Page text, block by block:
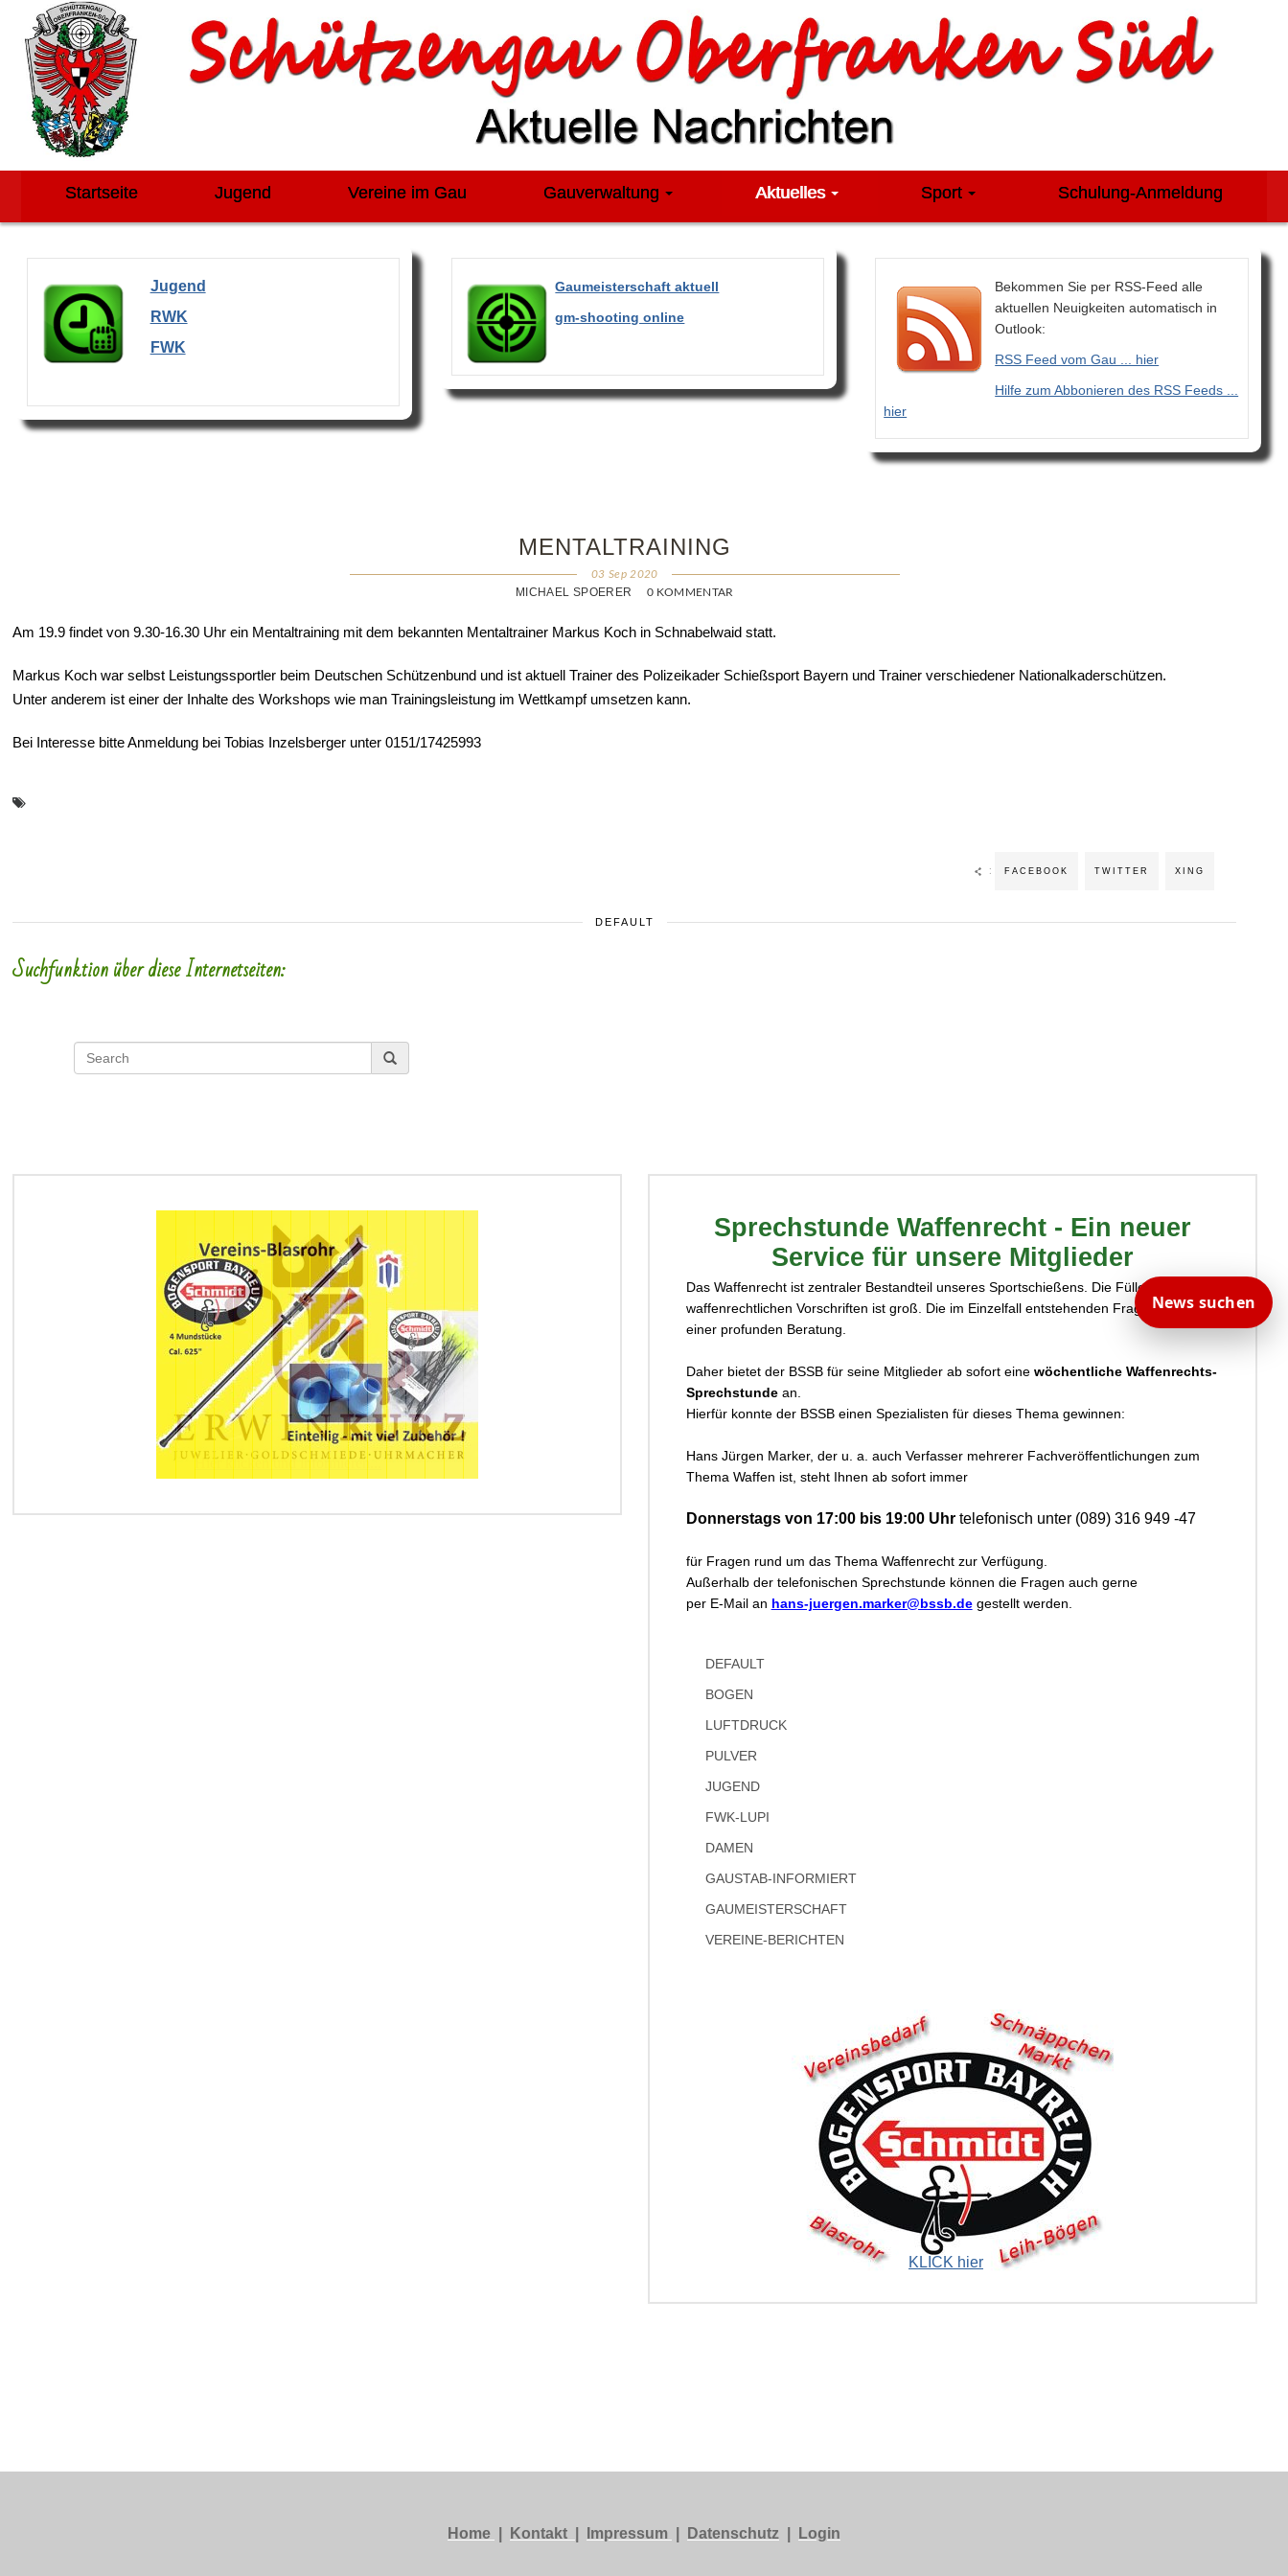
Startseite Jugend Vereine im Gau Gauverwaltung Aktuelles Sport Schulung-Anmeldung
News suchen
Jugend
RWK
FWK
Gaumeisterschaft aktuell
gm-shooting online
Bekommen Sie per RSS-Feed alle
aktuellen Neuigkeiten automatisch in
Outlook:
RSS Feed vom Gau ... hier
Hilfe zum Abbonieren des RSS Feeds ...
hier
MENTALTRAINING
03 Sep 2020
MICHAEL SPOERER 0 KOMMENTAR
Am 19.9 findet von 9.30-16.30 Uhr ein Mentaltraining mit dem bekannten Mentaltrainer Markus Koch in Schnabelwaid statt.
Markus Koch war selbst Leistungssportler beim Deutschen Schützenbund und ist aktuell Trainer des Polizeikader Schießsport Bayern und Trainer verschiedener Nationalkaderschützen.
Unter anderem ist einer der Inhalte des Workshops wie man Trainingsleistung im Wettkampf umsetzen kann.
Bei Interesse bitte Anmeldung bei Tobias Inzelsberger unter 0151/17425993
: FACEBOOK TWITTER XING
DEFAULT
Suchfunktion über diese Internetseiten:
klick...
Hier klicken und informieren...
Sprechstunde Waffenrecht - Ein neuer
Service für unsere Mitglieder
Das Waffenrecht ist zentraler Bestandteil unseres Sportschießens. Die Fülle der
waffenrechtlichen Vorschriften ist groß. Die im Einzelfall entstehenden Fragen bedürfen
einer profunden Beratung.
Daher bietet der BSSB für seine Mitglieder ab sofort eine wöchentliche Waffenrechts-
Sprechstundean.
Hierfür konnte der BSSB einen Spezialisten für dieses Thema gewinnen:
Hans Jürgen Marker, der u. a. auch Verfasser mehrerer Fachveröffentlichungen zum
Thema Waffen ist, steht Ihnen ab sofort immer
Donnerstags von 17:00 bis 19:00 Uhrtelefonisch unter (089) 316 949 -47
für Fragen rund um das Thema Waffenrecht zur Verfügung.
Außerhalb der telefonischen Sprechstunde können die Fragen auch gerne
per E-Mail an hans-juergen.marker@bssb.degestellt werden.
DEFAULT
BOGEN
LUFTDRUCK
PULVER
JUGEND
FWK-LUPI
DAMEN
GAUSTAB-INFORMIERT
GAUMEISTERSCHAFT
VEREINE-BERICHTEN
_____________
KLICK hier
Home Kontakt Impressum Datenschutz Login